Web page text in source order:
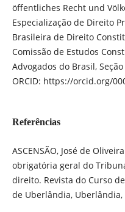
öffentliches Recht und
Especialização de Direito
Brasileira de Direito
Comissão de Estudos
Advogados do Brasil,
ORCID: https://orcid.org/
Referências
ASCENSÃO, José de
obrigatória geral do
direito. Revista do Curso
de Uberlândia, Uberlândia,